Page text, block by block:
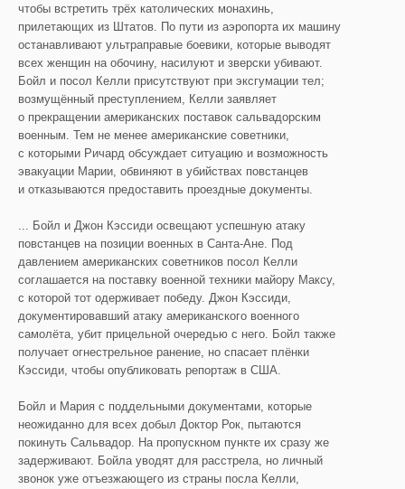
чтобы встретить трёх католических монахинь,
прилетающих из Штатов. По пути из аэропорта их машину
останавливают ультраправые боевики, которые выводят
всех женщин на обочину, насилуют и зверски убивают.
Бойл и посол Келли присутствуют при эксгумации тел;
возмущённый преступлением, Келли заявляет
о прекращении американских поставок сальвадорским
военным. Тем не менее американские советники,
с которыми Ричард обсуждает ситуацию и возможность
эвакуации Марии, обвиняют в убийствах повстанцев
и отказываются предоставить проездные документы.
... Бойл и Джон Кэссиди освещают успешную атаку
повстанцев на позиции военных в Санта-Ане. Под
давлением американских советников посол Келли
соглашается на поставку военной техники майору Максу,
с которой тот одерживает победу. Джон Кэссиди,
документировавший атаку американского военного
самолёта, убит прицельной очередью с него. Бойл также
получает огнестрельное ранение, но спасает плёнки
Кэссиди, чтобы опубликовать репортаж в США.
Бойл и Мария с поддельными документами, которые
неожиданно для всех добыл Доктор Рок, пытаются
покинуть Сальвадор. На пропускном пункте их сразу же
задерживают. Бойла уводят для расстрела, но личный
звонок уже отъезжающего из страны посла Келли,